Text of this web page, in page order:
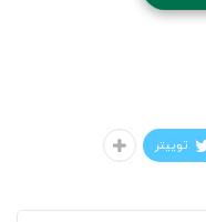
توییتر